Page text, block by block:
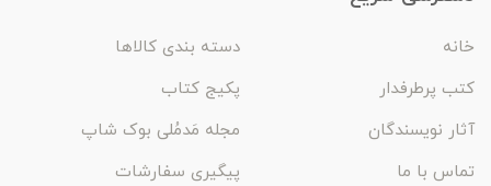
خانه
دسته بندی کالاها
کتب پرطرفدار
پکیج کتاب
آثار نویسندگان
مجله مَدمُلی بوک شاپ
تماس با ما
پیگیری سفارشات